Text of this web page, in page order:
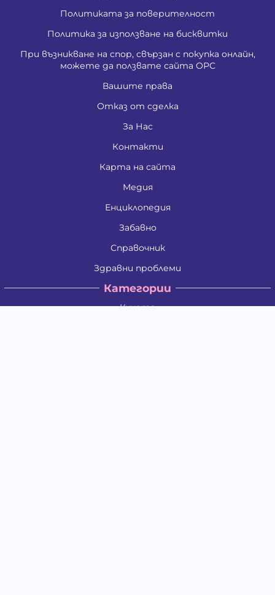
Политиката за поверителност
Политика за използване на бисквитки
При възникване на спор, свързан с покупка онлайн,
можете да ползвате сайта ОРС
Вашите права
Отказ от сделка
За Нас
Контакти
Карта на сайта
Медия
Енциклопедия
Забавно
Справочник
Здравни проблеми
Категории
Кучета